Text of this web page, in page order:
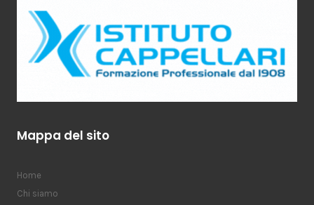
Mappa del sito
Home
Chi siamo